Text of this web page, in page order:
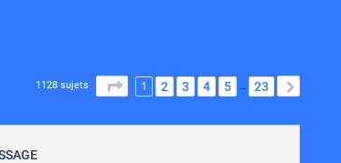
1128 sujets PAGE 1SUR 23
1 2 3 4 5 … 23